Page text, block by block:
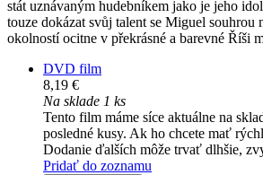
stát uznávaným hudebníkem jako je jeho
touze dokázat svůj talent se Miguel souhrou
okolností ocitne v překrásné a barevné Říši
DVD film
8,19 €
Na sklade 1 ks
Tento film máme síce aktuálne na
posledné kusy. Ak ho chcete mať
Dodanie ďalších môže trvať dlhšie,
Pridať do zoznamu